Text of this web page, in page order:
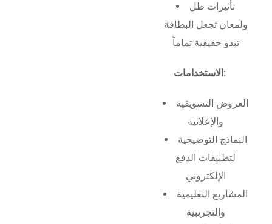
تأثيرات ظل
ولمعان تجعل البطاقة
تبدو حقيقية تماماً
الاستخدامات:
العروض التسويقية
والإعلانية
النماذج التوضيحية
لتطبيقات الدفع
الإلكتروني
المشاريع التعليمية
والتجريبية